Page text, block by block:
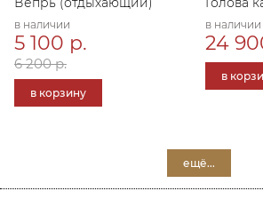
в наличии
5 100 р.
6 200 р.
в корзину
в наличии
24
в
ещё...